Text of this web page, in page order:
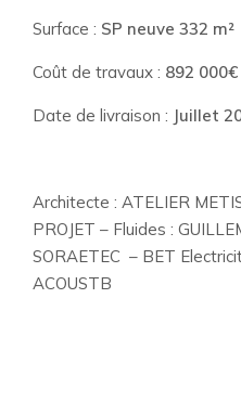
Surface : SP neuve 332 m²
Coût de travaux : 892
Date de livraison : Juillet
Architecte : ATELIER
PROJET – Fluides :
SORAETEC – BET
ACOUSTB